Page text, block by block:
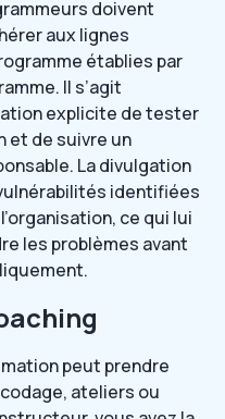
doivent
aux lignes
établies par
Il s’agit
explicite de tester
et de suivre un
La divulgation
identifiées
ce qui lui
les problèmes avant
peut prendre
codage, ateliers ou